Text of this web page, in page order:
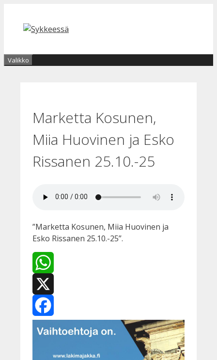
sisältöön
Valikko
Marketta Kosunen,
Miia Huovinen ja Esko
Rissanen 25.10.-25
”Marketta Kosunen, Miia Huovinen ja
Esko Rissanen 25.10.-25”.
WhatsApp
X
Facebook